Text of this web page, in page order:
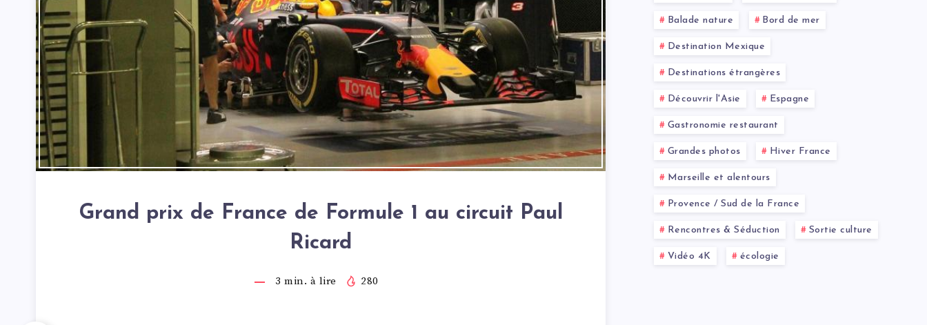
Grand prix de France de Formule 1 au circuit Paul
Ricard
3 min. à lire 280
Balade nature Bord de mer
Destination Mexique
Destinations étrangères
Découvrir l'Asie Espagne
Gastronomie restaurant
Grandes photos Hiver France
Marseille et alentours
Provence / Sud de la France
Rencontres & Séduction Sortie culture
Vidéo 4K écologie